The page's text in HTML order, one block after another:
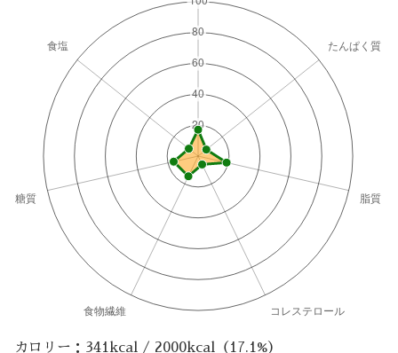
カロリー：341kcal / 2000kcal（17.1%）